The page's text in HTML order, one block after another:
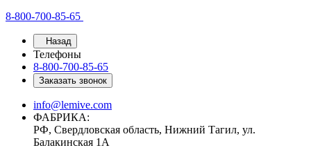
8-800-700-85-65
Назад
Телефоны
8-800-700-85-65
Заказать звонок
info@lemive.com
ФАБРИКА:
РФ, Свердловская область, Нижний Тагил, ул.
Балакинская 1А